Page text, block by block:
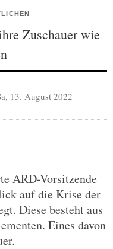
Zuschauer wie
13. August 2022
ARD-Vorsitzende
auf die Krise der
Diese besteht aus
Eines davon